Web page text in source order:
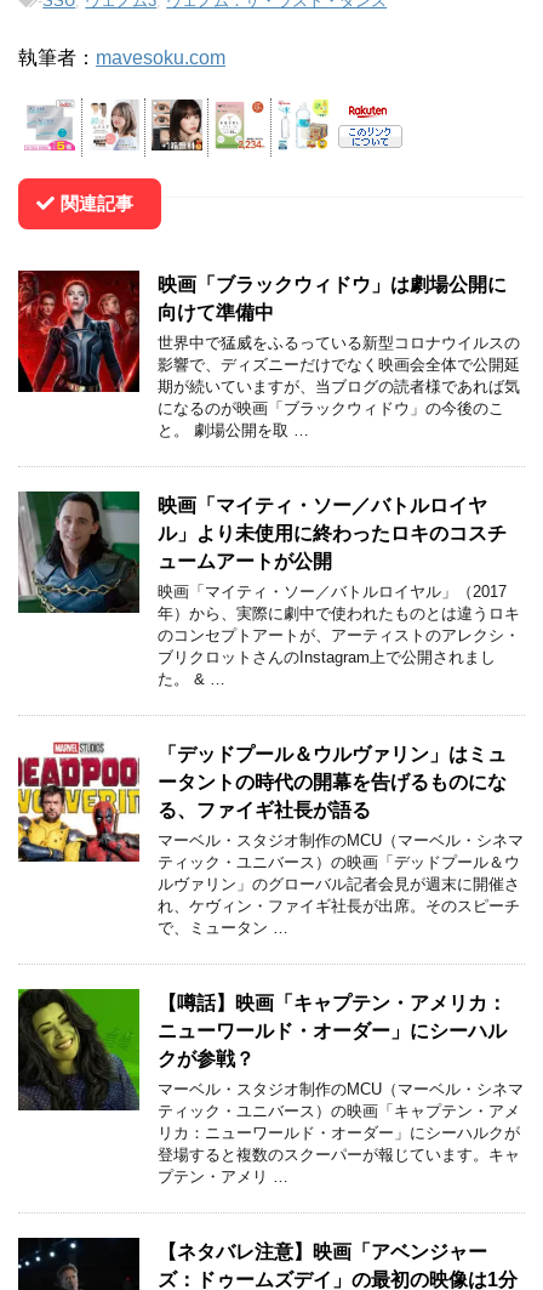
執筆者： mavesoku.com
関連記事
映画「ブラックウィドウ」は劇場公開に
向けて準備中
世界中で猛威をふるっている新型コロナウイルスの
影響で、ディズニーだけでなく映画会全体で公開延
期が続いていますが、当ブログの読者様であれば気
になるのが映画「ブラックウィドウ」の今後のこ
と。 劇場公開を取 …
映画「マイティ・ソー／バトルロイヤ
ル」より未使用に終わったロキのコスチ
ュームアートが公開
映画「マイティ・ソー／バトルロイヤル」（2017
年）から、実際に劇中で使われたものとは違うロキ
のコンセプトアートが、アーティストのアレクシ・
ブリクロットさんのInstagram上で公開されまし
た。 & …
「デッドプール＆ウルヴァリン」はミュ
ータントの時代の開幕を告げるものにな
る、ファイギ社長が語る
マーベル・スタジオ制作のMCU（マーベル・シネマ
ティック・ユニバース）の映画「デッドプール＆ウ
ルヴァリン」のグローバル記者会見が週末に開催さ
れ、ケヴィン・ファイギ社長が出席。そのスピーチ
で、ミュータン …
【噂話】映画「キャプテン・アメリカ：
ニューワールド・オーダー」にシーハル
クが参戦？
マーベル・スタジオ制作のMCU（マーベル・シネマ
ティック・ユニバース）の映画「キャプテン・アメ
リカ：ニューワールド・オーダー」にシーハルクが
登場すると複数のスクーパーが報じています。キャ
プテン・アメリ …
【ネタバレ注意】映画「アベンジャー
ズ：ドゥームズデイ」の最初の映像は1分